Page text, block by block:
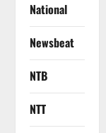
National
Newsbeat
NTB
NTT